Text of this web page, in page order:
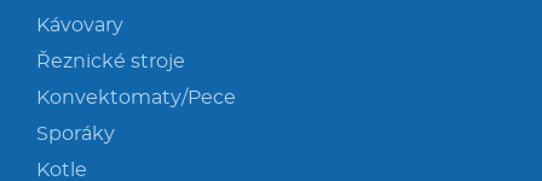
Kávovary
Řeznické stroje
Konvektomaty/Pece
Sporáky
Kotle